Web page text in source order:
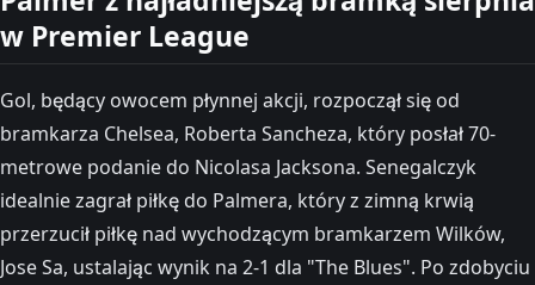
w Premier League
Gol, będący owocem płynnej akcji, rozpoczął się od
bramkarza Chelsea, Roberta Sancheza, który posłał 70-
metrowe podanie do Nicolasa Jacksona. Senegalczyk
idealnie zagrał piłkę do Palmera, który z zimną krwią
przerzucił piłkę nad wychodzącym bramkarzem Wilków,
Jose Sa, ustalając wynik na 2-1 dla "The Blues". Po zdobyciu